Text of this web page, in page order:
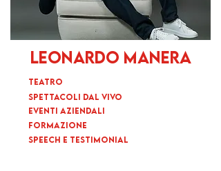
LEONARDO MANERA
TEATRO
sPETTACOLI DAL VIVO
EVENTI AZIENDALI
FORMAZIONE
SPEECH E TESTIMONIAL